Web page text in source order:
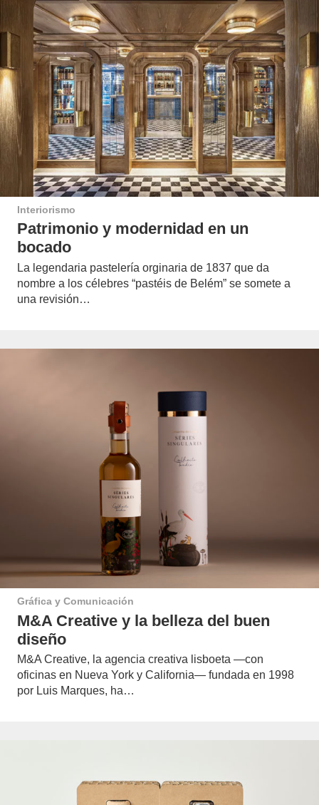
Interiorismo
Patrimonio y modernidad en un
bocado
La legendaria pastelería orginaria de 1837 que da
nombre a los célebres “pastéis de Belém” se somete a
una revisión…
Gráfica y Comunicación
M&A Creative y la belleza del buen
diseño
M&A Creative, la agencia creativa lisboeta —con
oficinas en Nueva York y California— fundada en 1998
por Luis Marques, ha…